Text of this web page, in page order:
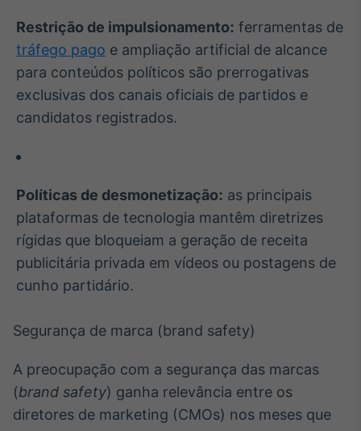
Crédito
Em breve
Restrição de impulsionamento: ferramentas de
tráfego pago e ampliação artificial de alcance
para conteúdos políticos são prerrogativas
exclusivas dos canais oficiais de partidos e
candidatos registrados.
Políticas de desmonetização: as principais
plataformas de tecnologia mantêm diretrizes
rígidas que bloqueiam a geração de receita
publicitária privada em vídeos ou postagens de
cunho partidário.
Segurança de marca (brand safety)
A preocupação com a segurança das marcas
(brand safety) ganha relevância entre os
diretores de marketing (CMOs) nos meses que